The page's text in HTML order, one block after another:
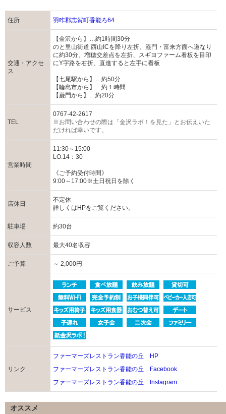
住所 羽咋郡志賀町香能ろ64
交通・アクセ
ス
【金沢から】…約1時間30分
のと里山街道 西山ICを降り左折、巌門・富来方面へ道なり
に約30分、増穂交差点を左折、スギヨファーム看板を目印
にY字路を右折、直進すると左手に看板
【七尾駅から】…約50分
【輪島市から】…約１時間
【巌門から】…約20分
TEL
0767-42-2617
※お問い合わせの際は「金沢ラボ！を見た」とお伝えいた
だければ幸いです。
営業時間
11:30～15:00
LO.14：30
《ご予約受付時間》
9:00～17:00※土日祝日を除く
店休日
不定休
詳しくはHPをご覧ください。
駐車場 約30台
収容人数 最大40名収容
ご予算 ～ 2,000円
サービス
リンク
ファーマーズレストラン香能の丘 HP
ファーマーズレストラン香能の丘 Facebook
ファーマーズレストラン香能の丘 Instagram
オススメ